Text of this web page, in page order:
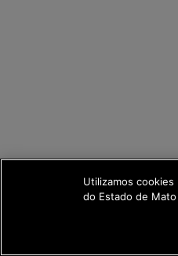
Utilizamos
do Estado de